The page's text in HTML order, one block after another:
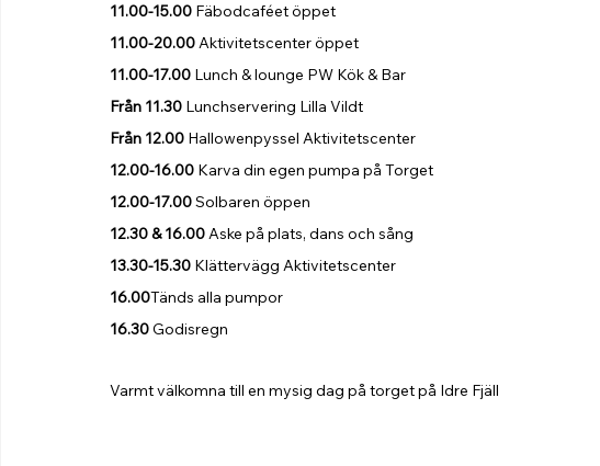
11.00-15.00 Fäbodcaféet öppet
11.00-20.00 Aktivitetscenter öppet
11.00-17.00 Lunch & lounge PW Kök & Bar
Från 11.30 Lunchservering Lilla Vildt
Från 12.00 Hallowenpyssel Aktivitetscenter
12.00-16.00 Karva din egen pumpa på Torget
12.00-17.00 Solbaren öppen
12.30 & 16.00 Aske på plats, dans och sång
13.30-15.30 Klättervägg Aktivitetscenter
16.00Tänds alla pumpor
16.30 Godisregn
Varmt välkomna till en mysig dag på torget på Idre Fjäll